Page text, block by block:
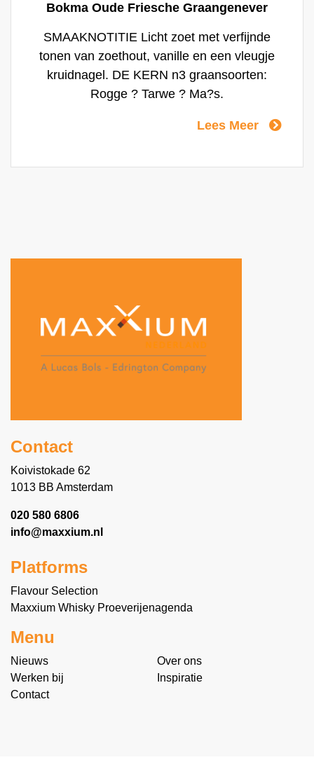
Bokma Oude Friesche Graangenever
SMAAKNOTITIE Licht zoet met verfijnde
tonen van zoethout, vanille en een vleugje
kruidnagel. DE KERN n3 graansoorten:
Rogge ? Tarwe ? Ma?s.
Lees Meer
Contact
Koivistokade 62
1013 BB Amsterdam
020 580 6806
info@maxxium.nl
Platforms
Flavour Selection
Maxxium Whisky Proeverijenagenda
Menu
Nieuws
Over ons
Werken bij
Inspiratie
Contact